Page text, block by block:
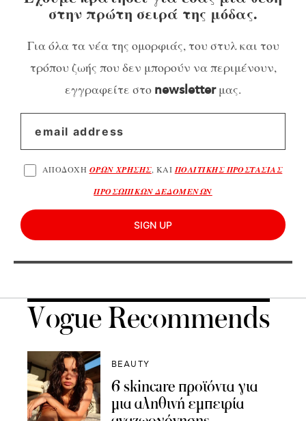
στην πρώτη σειρά της μόδας.
Για όλα τα νέα της ομορφιάς, του στυλ και του
τρόπου ζωής που δεν μπορούν να περιμένουν,
εγγραφείτε στο newsletterμας.
ΑΠΟΔΟΧΗ ΟΡΩΝ ΧΡΗΣΗΣ, ΚΑΙ ΠΟΛΙΤΙΚΗΣ ΠΡΟΣΤΑΣΙΑΣ
ΠΡΟΣΩΠΙΚΩΝ ΔΕΔΟΜΕΝΩΝ
SIGN UP
Vogue Recommends
BEAUTY
6 skincare προϊόντα για
μια αληθινή εμπειρία